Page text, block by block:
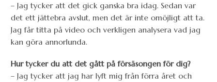
– Jag tycker att det gick ganska bra idag. Sedan var
det ett jättebra avslut, men det är inte omöjligt att ta.
Jag får titta på video och verkligen analysera vad jag
kan göra annorlunda.
Hur tycker du att det gått på försäsongen för dig?
– Jag tycker att jag har lyft mig från förra året och